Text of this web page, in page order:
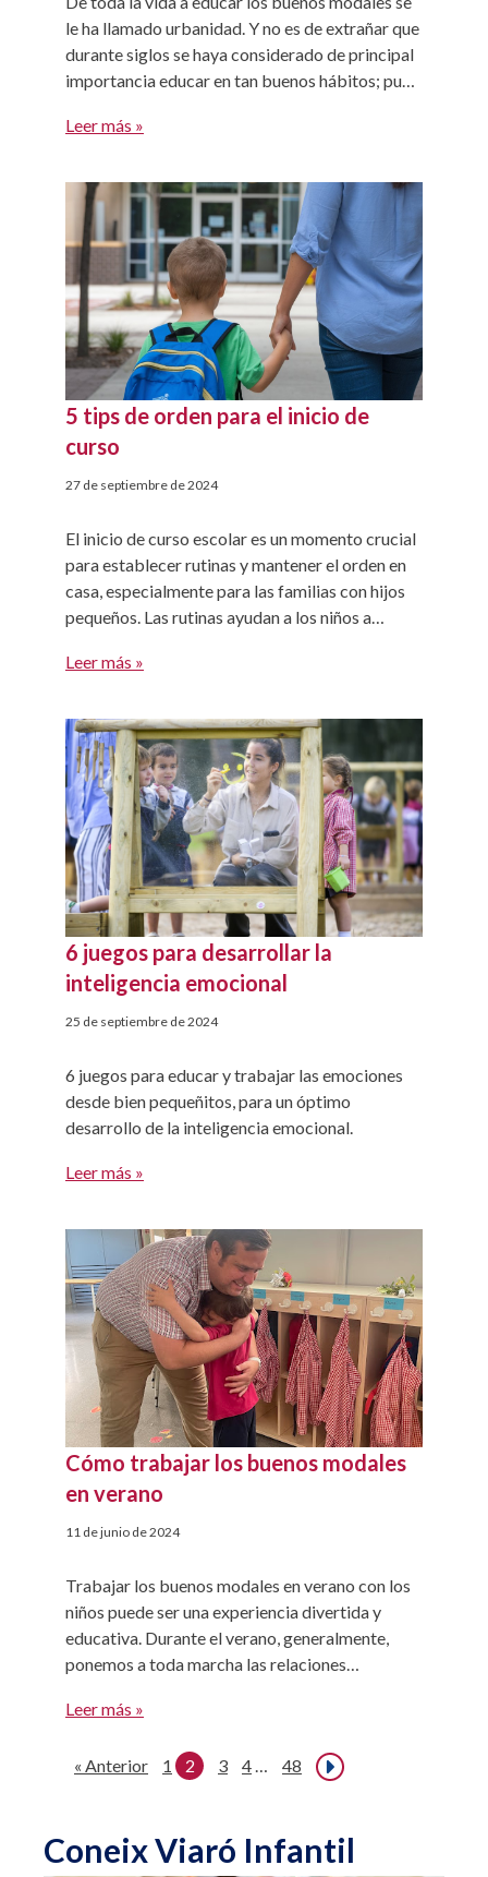
le ha llamado urbanidad. Y no es de extrañar que
durante siglos se haya considerado de principal
importancia educar en tan buenos hábitos; pues
interrelación entre personas. Como seres
a comportarnos en […]
Leer más »
5 tips de orden para el inicio de
curso
27 de septiembre de 2024
El inicio de curso escolar es un momento crucial
para establecer rutinas y mantener el orden en
casa, especialmente para las familias con hijos
pequeños. Las rutinas ayudan a los niños a
ansiedad y facilita la adaptación al nuevo ritmo
Leer más »
6 juegos para desarrollar la
inteligencia emocional
25 de septiembre de 2024
6 juegos para educar y trabajar las emociones
desde bien pequeñitos, para un óptimo
desarrollo de la inteligencia emocional.
Leer más »
Cómo trabajar los buenos modales
en verano
11 de junio de 2024
Trabajar los buenos modales en verano con los
niños puede ser una experiencia divertida y
educativa. Durante el verano, generalmente,
ponemos a toda marcha las relaciones
vecinos… por ello es un momento fantástico
con nuestros hijos. Veamos cómo podemos
Leer más »
« Anterior 1 2 3 4… 48
Coneix Viaró Infantil